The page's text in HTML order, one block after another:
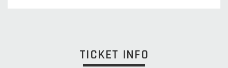
TICKET INFO